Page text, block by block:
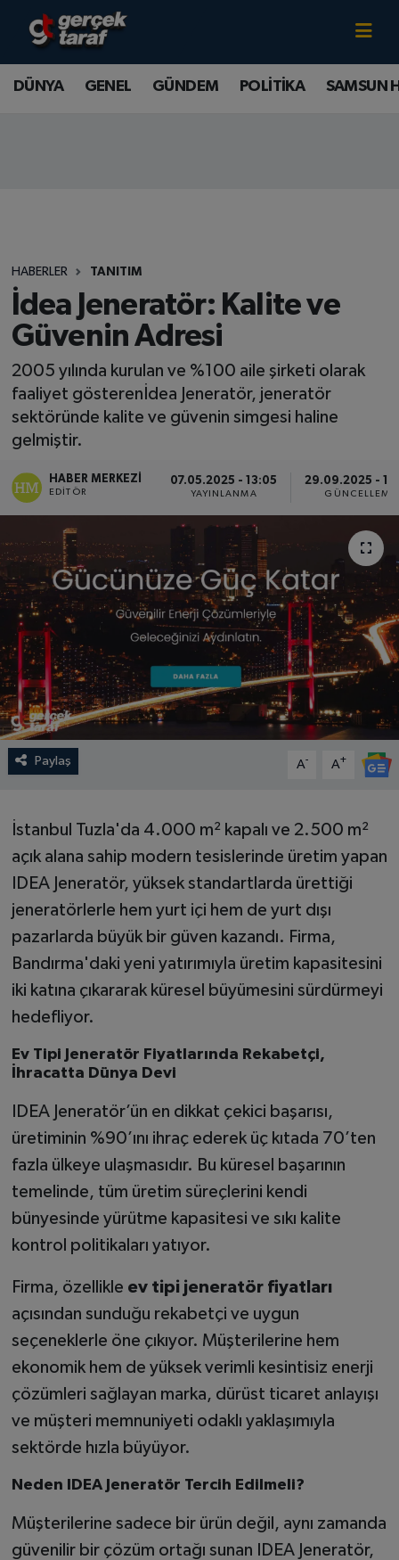
DÜNYA GENEL GÜNDEM POLİTİKA SAMSUN
HABERLER TANITIM
İdea Jeneratör: Kalite ve
Güvenin Adresi
2005 yılında kurulan ve %100 aile şirketi olarak
faaliyet gösterenİdea Jeneratör, jeneratör
sektöründe kalite ve güvenin simgesi haline
gelmiştir.
HABER MERKEZI
EDITÖR
07.05.2025 - 13:05
YAYINLANMA
29.09.2025 -
GÜNCELLEME
Paylaş A- A+
İstanbul Tuzla'da 4.000 m² kapalı ve 2.500 m²
açık alana sahip modern tesislerinde üretim yapan
IDEA Jeneratör, yüksek standartlarda ürettiği
jeneratörlerle hem yurt içi hem de yurt dışı
pazarlarda büyük bir güven kazandı. Firma,
Bandırma'daki yeni yatırımıyla üretim kapasitesini
iki katına çıkararak küresel büyümesini sürdürmeyi
hedefliyor.
Ev Tipi Jeneratör Fiyatlarında Rekabetçi,
İhracatta Dünya Devi
IDEA Jeneratör’ün en dikkat çekici başarısı,
üretiminin %90’ını ihraç ederek üç kıtada 70’ten
fazla ülkeye ulaşmasıdır. Bu küresel başarının
temelinde, tüm üretim süreçlerini kendi
bünyesinde yürütme kapasitesi ve sıkı kalite
kontrol politikaları yatıyor.
Firma, özellikle ev tipi jeneratör fiyatları
açısından sunduğu rekabetçi ve uygun
seçeneklerle öne çıkıyor. Müşterilerine hem
ekonomik hem de yüksek verimli kesintisiz enerji
çözümleri sağlayan marka, dürüst ticaret anlayışı
ve müşteri memnuniyeti odaklı yaklaşımıyla
sektörde hızla büyüyor.
Neden IDEA Jeneratör Tercih Edilmeli?
Müşterilerine sadece bir ürün değil, aynı zamanda
güvenilir bir çözüm ortağı sunan IDEA Jeneratör,
Canlı TV İzle
DÜNYA
SAMSUNSPOR
SAĞLIK
TEKNOLOJİ
SPOR
EKONOMİ
YAŞAM
YEMEK
Samsun Nöbetçi Eczaneler
Tüm Manşetler
Son Dakika Haberleri
Haber Arşivi